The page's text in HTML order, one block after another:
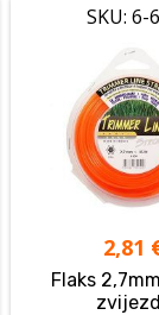
SKU: 6-
2,81
Flaks